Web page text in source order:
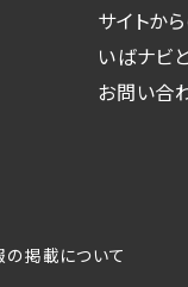
サイトか
いばナビ
お問い合
の掲載について